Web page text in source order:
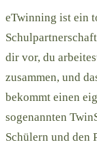
eTwinning ist ein
dir vor, du
zusammen, und
bekommt einen
sogenannten
Schülern und den